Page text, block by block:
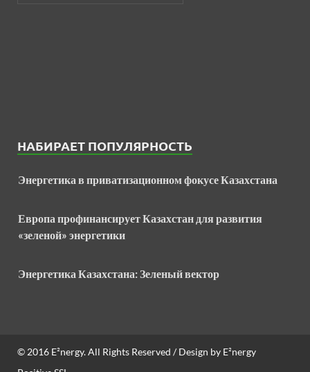
НАБИРАЕТ ПОПУЛЯРНОСТЬ
Энергетика в приватизационном фокусе Казахстана
Европа профинансирует Казахстан для развития
«зеленой» энергетики
Энергетика Казахстана: Зеленый вектор
© 2016 E²nergy. All Rights Reserved / Design by E²nergy